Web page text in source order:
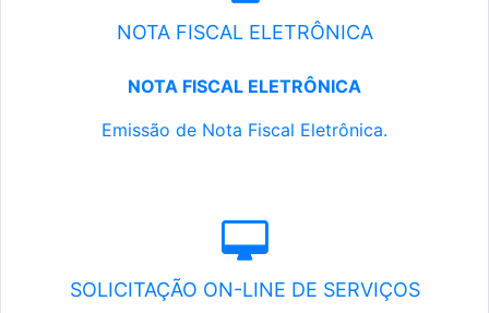
NOTA FISCAL ELETRÔNICA
NOTA FISCAL ELETRÔNICA
Emissão de Nota Fiscal Eletrônica.
SOLICITAÇÃO ON-LINE DE SERVIÇOS